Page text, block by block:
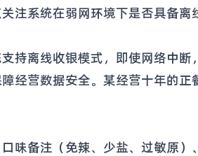
注系统在弱网环境下是否具备离
持离线收银模式，即使网络中断
经营数据安全。某经营十年的正
味备注（免辣、少盐、过敏原）